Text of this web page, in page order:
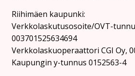
Riihimäen kaupunki:
Verkkolaskutusosoite/OVT-
003701525634694
Verkkolaskuoperaattori CGI Oy,
Kaupungin y-tunnus 0152563-4